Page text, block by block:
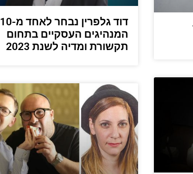
דוד גלפרין נבחר לאחד מ-10
המנהיגים העסקיים בתחום
תקשורת ומדיה לשנת 2023